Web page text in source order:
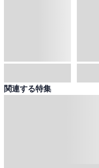
関連する特集